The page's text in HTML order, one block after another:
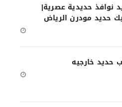
نوافذ حديدية عصرية|
حديد مودرن الرياض
حديد خارجيه